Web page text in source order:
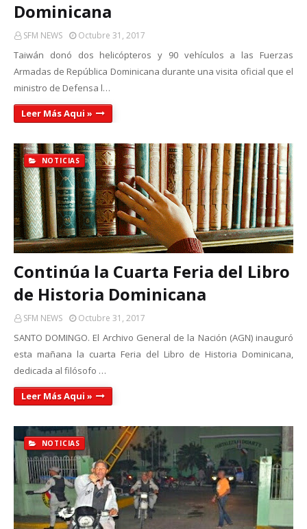
Dominicana
SFM NEWS Octubre 31, 2017
Taiwán donó dos helicópteros y 90 vehículos a las Fuerzas
Armadas de República Dominicana durante una visita oficial que el
ministro de Defensa l…
Leer Más Aqui »
NOTICIAS
Continúa la Cuarta Feria del Libro
de Historia Dominicana
SFM NEWS Octubre 31, 2017
SANTO DOMINGO. El Archivo General de la Nación (AGN) inauguró
esta mañana la cuarta Feria del Libro de Historia Dominicana,
dedicada al filósofo …
Leer Más Aqui »
NOTICIAS